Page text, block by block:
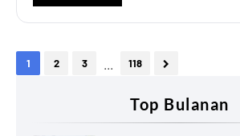
1 2 3 118
Top Bulanan